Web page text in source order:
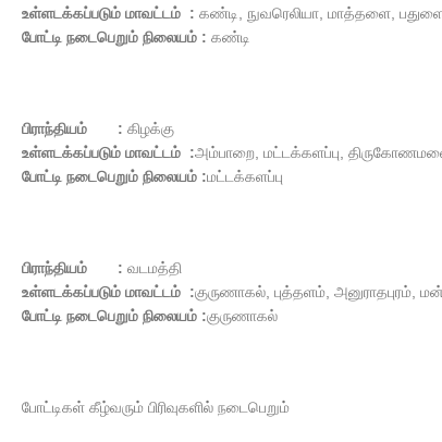
உள்ளடக்கப்படும் மாவட்டம் : கண்டி, நுவரெலியா, மாத்தளை,
போட்டி நடைபெறும் நிலையம் : கண்டி
பிராந்தியம் : கிழக்கு
உள்ளடக்கப்படும் மாவட்டம் :அம்பாறை, மட்டக்களப்பு,
போட்டி நடைபெறும் நிலையம் :மட்டக்களப்பு
பிராந்தியம் : வடமத்தி
உள்ளடக்கப்படும் மாவட்டம் :குருணாகல், புத்தளம், அனுராதபுரம்,
போட்டி நடைபெறும் நிலையம் :குருணாகல்
போட்டிகள் கீழ்வரும் பிரிவுகளில் நடைபெறும்